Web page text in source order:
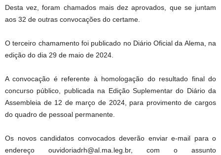
Desta vez, foram chamados mais dez aprovados, que se juntam
aos 32 de outras convocações do certame.
O terceiro chamamento foi publicado no Diário Oficial da Alema, na
edição do dia 29 de maio de 2024.
A convocação é referente à homologação do resultado final do
concurso público, publicada na Edição Suplementar do Diário da
Assembleia de 12 de março de 2024, para provimento de cargos
do quadro de pessoal permanente.
Os novos candidatos convocados deverão enviar e-mail para o
endereço ouvidoriadrh@al.ma.leg.br, com o assunto